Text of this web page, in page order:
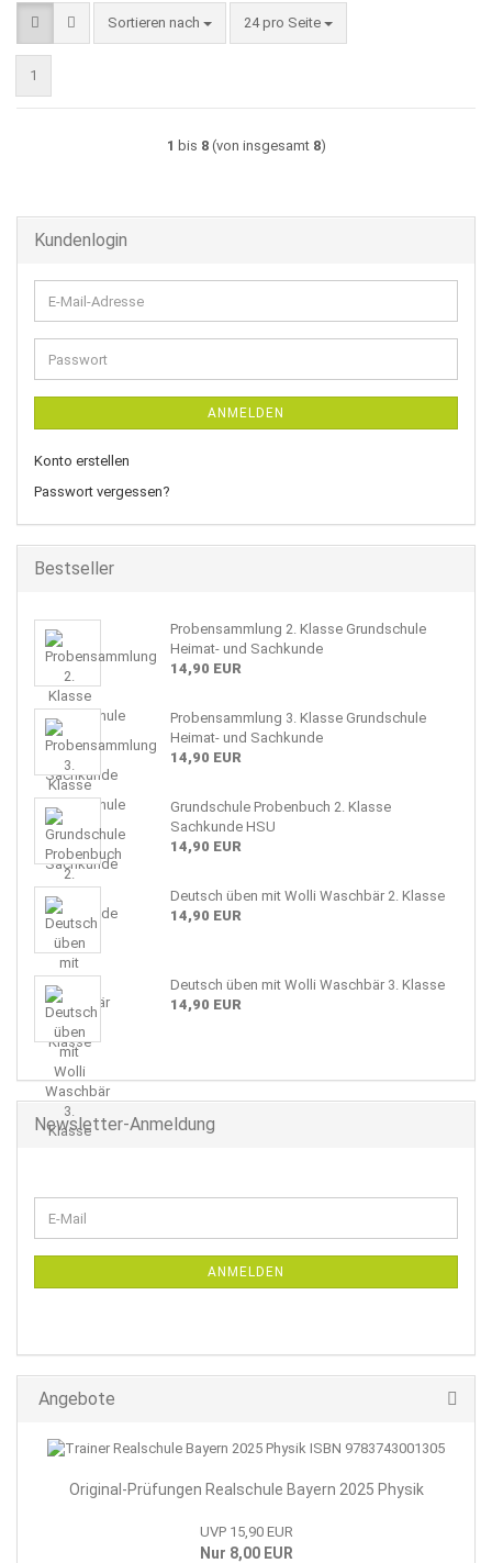
Sortieren nach
Sortieren nach 24 pro Seite
pro Seite
1
1 bis 8(von insgesamt 8)
Kundenlogin
E-
Mail-
Adresse
Passwort
ANMELDEN
Konto erstellen
Passwort vergessen?
Bestseller
Probensammlung 2. Klasse Grundschule
Heimat- und Sachkunde
14,90 EUR
Probensammlung 3. Klasse Grundschule
Heimat- und Sachkunde
14,90 EUR
Grundschule Probenbuch 2. Klasse
Sachkunde HSU
14,90 EUR
Deutsch üben mit Wolli Waschbär 2. Klasse
14,90 EUR
Deutsch üben mit Wolli Waschbär 3. Klasse
14,90 EUR
Newsletter-Anmeldung
ZUR
E-
Mail
ANMELDEN
Angebote
Original-Prüfungen Realschule Bayern 2025 Physik
UVP 15,90 EUR
Nur 8,00 EUR